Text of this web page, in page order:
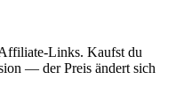
Links. Kaufst du
— der Preis ändert sich